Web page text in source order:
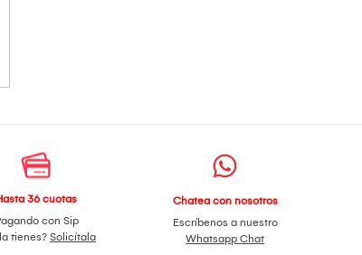
36 cuotas
con Sip
tienes? Solicítala
Chatea con nosotros
Escríbenos a nuestro
Whatsapp Chat